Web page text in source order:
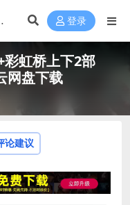
登录
彩虹桥上下2部
网盘下载
论建议